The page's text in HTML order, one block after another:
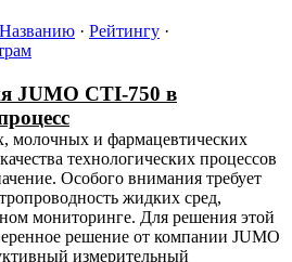
Названию · Рейтингу ·
JUMO CTI-750 в
молочных и фармацевтических
технологических процессов
Особого внимания требует
жидких сред,
мониторинге. Для решения этой
решение от компании JUMO
измерительный